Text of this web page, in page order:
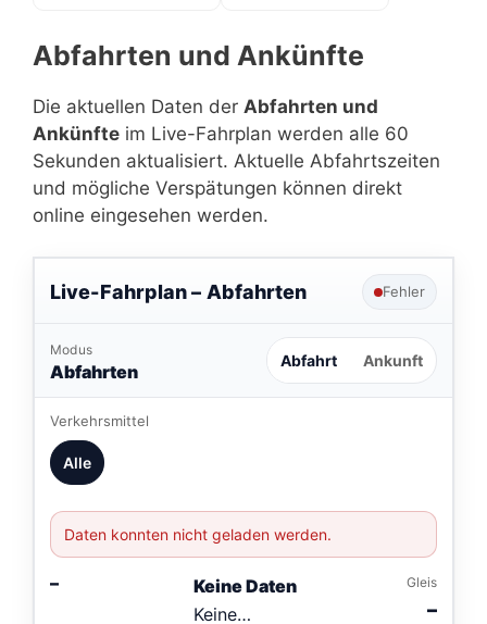
Abfahrten und Ankünfte
Die aktuellen Daten der Abfahrten und
Ankünfte im Live-Fahrplan werden alle 60
Sekunden aktualisiert. Aktuelle Abfahrtszeiten
und mögliche Verspätungen können direkt
online eingesehen werden.
Live-Fahrplan – Abfahrten Fehler
Modus
Abfahrten Abfahrt Ankunft
Verkehrsmittel
Alle
Daten konnten nicht geladen werden.
–
Keine Daten
Keine
Gleis
–